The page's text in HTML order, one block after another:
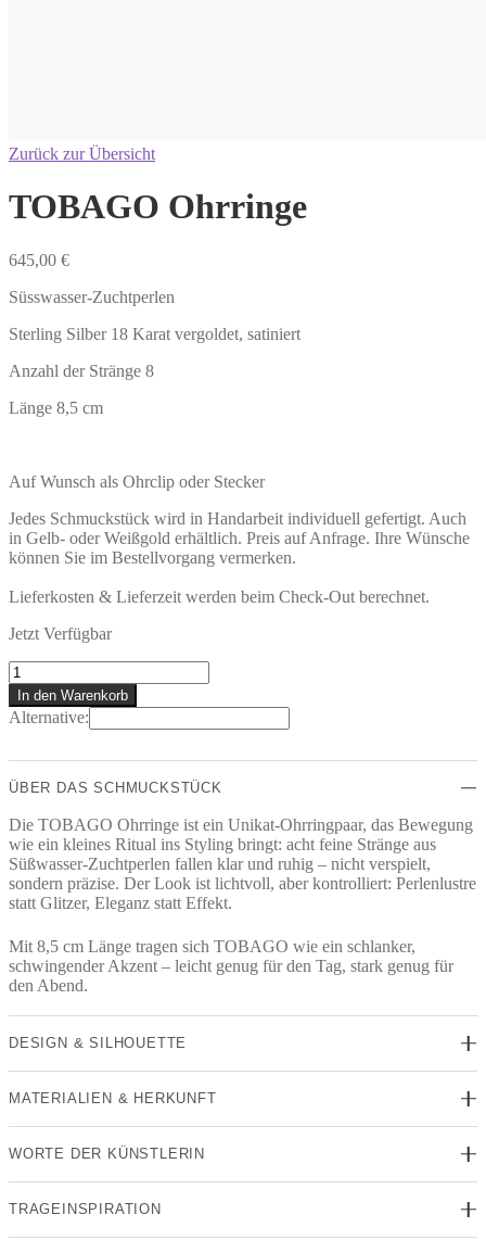
Zurück zur Übersicht
TOBAGO Ohrringe
645,00 €
Süsswasser-Zuchtperlen
Sterling Silber 18 Karat vergoldet, satiniert
Anzahl der Stränge 8
Länge 8,5 cm
Auf Wunsch als Ohrclip oder Stecker
Jedes Schmuckstück wird in Handarbeit individuell gefertigt. Auch
in Gelb- oder Weißgold erhältlich. Preis auf Anfrage. Ihre Wünsche
können Sie im Bestellvorgang vermerken.
Lieferkosten & Lieferzeit werden beim Check-Out berechnet.
Jetzt Verfügbar
TOBAGO
Ohrringe
Menge
In den Warenkorb
Alternative:
ÜBER DAS SCHMUCKSTÜCK
Die TOBAGO Ohrringe ist ein Unikat-Ohrringpaar, das Bewegung
wie ein kleines Ritual ins Styling bringt: acht feine Stränge aus
Süßwasser-Zuchtperlen fallen klar und ruhig – nicht verspielt,
sondern präzise. Der Look ist lichtvoll, aber kontrolliert: Perlenlustre
statt Glitzer, Eleganz statt Effekt.
Mit 8,5 cm Länge tragen sich TOBAGO wie ein schlanker,
schwingender Akzent – leicht genug für den Tag, stark genug für
den Abend.
DESIGN & SILHOUETTE
MATERIALIEN & HERKUNFT
WORTE DER KÜNSTLERIN
TRAGEINSPIRATION